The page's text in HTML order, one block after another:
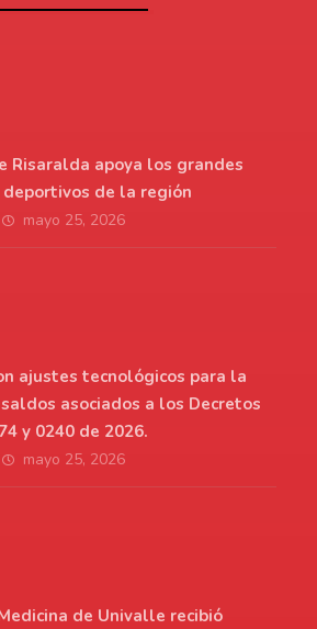
Risaralda apoya los grandes
de la región
mayo 25, 2026
ajustes tecnológicos para la
asociados a los Decretos
y 0240 de 2026.
mayo 25, 2026
de Univalle recibió